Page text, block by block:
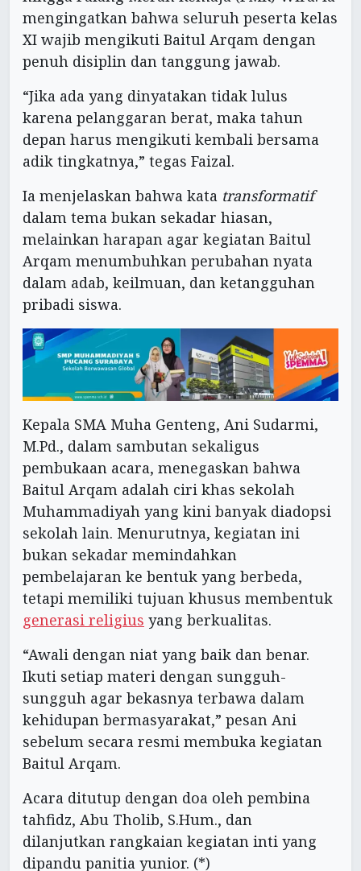
mengingatkan bahwa seluruh peserta kelas
XI wajib mengikuti Baitul Arqam dengan
penuh disiplin dan tanggung jawab.
“Jika ada yang dinyatakan tidak lulus
karena pelanggaran berat, maka tahun
depan harus mengikuti kembali bersama
adik tingkatnya,” tegas Faizal.
Ia menjelaskan bahwa kata transformatif
dalam tema bukan sekadar hiasan,
melainkan harapan agar kegiatan Baitul
Arqam menumbuhkan perubahan nyata
dalam adab, keilmuan, dan ketangguhan
pribadi siswa.
Kepala SMA Muha Genteng, Ani Sudarmi,
M.Pd., dalam sambutan sekaligus
pembukaan acara, menegaskan bahwa
Baitul Arqam adalah ciri khas sekolah
Muhammadiyah yang kini banyak diadopsi
sekolah lain. Menurutnya, kegiatan ini
bukan sekadar memindahkan
pembelajaran ke bentuk yang berbeda,
tetapi memiliki tujuan khusus membentuk
generasi religius yang berkualitas.
“Awali dengan niat yang baik dan benar.
Ikuti setiap materi dengan sungguh-
sungguh agar bekasnya terbawa dalam
kehidupan bermasyarakat,” pesan Ani
sebelum secara resmi membuka kegiatan
Baitul Arqam.
Acara ditutup dengan doa oleh pembina
tahfidz, Abu Tholib, S.Hum., dan
dilanjutkan rangkaian kegiatan inti yang
dipandu panitia yunior. (*)